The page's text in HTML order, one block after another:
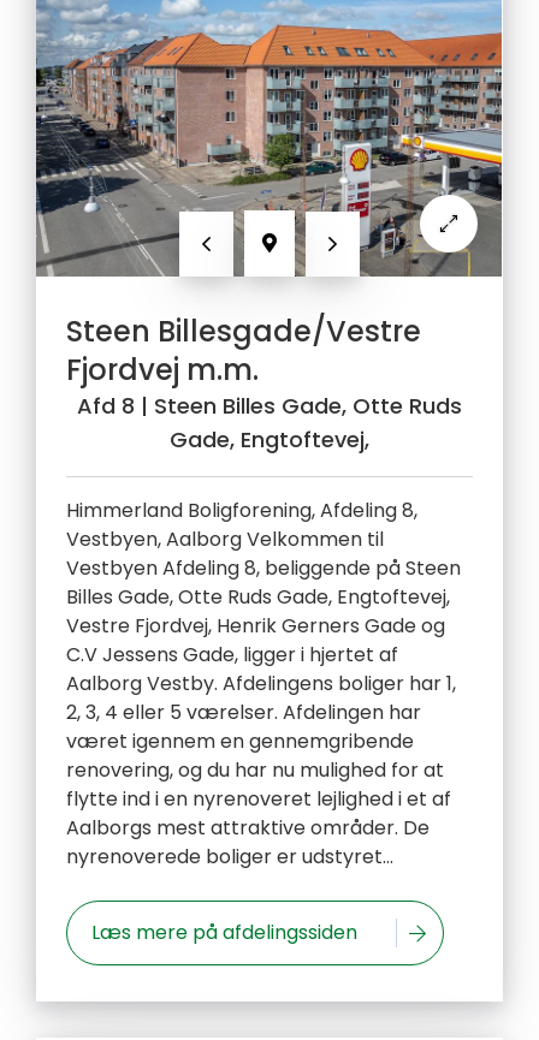
Forrige Næste
Steen Billesgade/Vestre
Fjordvej m.m.
Afd 8 | Steen Billes Gade, Otte Ruds
Gade, Engtoftevej,
Himmerland Boligforening, Afdeling 8,
Vestbyen, Aalborg Velkommen til
Vestbyen Afdeling 8, beliggende på Steen
Billes Gade, Otte Ruds Gade, Engtoftevej,
Vestre Fjordvej, Henrik Gerners Gade og
C.V Jessens Gade, ligger i hjertet af
Aalborg Vestby. Afdelingens boliger har 1,
2, 3, 4 eller 5 værelser. Afdelingen har
været igennem en gennemgribende
renovering, og du har nu mulighed for at
flytte ind i en nyrenoveret lejlighed i et af
Aalborgs mest attraktive områder. De
nyrenoverede boliger er udstyret...
Læs mere på afdelingssiden